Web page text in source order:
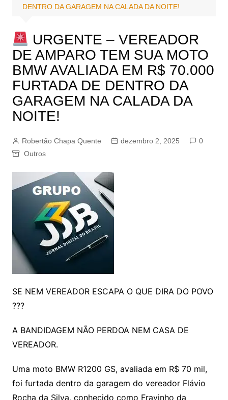
DENTRO DA GARAGEM NA CALADA DA NOITE!
URGENTE – VEREADOR
DE AMPARO TEM SUA MOTO
BMW AVALIADA EM R$ 70.000
FURTADA DE DENTRO DA
GARAGEM NA CALADA DA
NOITE!
Robertão Chapa Quente dezembro 2, 2025
0
Outros
SE NEM VEREADOR ESCAPA O QUE DIRA DO POVO
???
A BANDIDAGEM NÃO PERDOA NEM CASA DE
VEREADOR.
Uma moto BMW R1200 GS, avaliada em R$ 70 mil,
foi furtada dentro da garagem do vereador Flávio
Rocha da Silva, conhecido como Fravinho da